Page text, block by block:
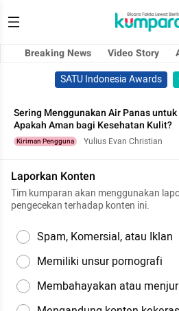
Breaking News Video Story
SATU Indonesia Awards
Sering Menggunakan Air Panas
Apakah Aman bagi Kesehatan Kulit?
Kiriman Pengguna Yulius Evan Christian
Laporkan Konten
Tim kumparan akan menggunakan
pengecekan terhadap konten ini.
Spam, Komersial, atau Iklan
Memiliki unsur pornografi
Membahayakan atau